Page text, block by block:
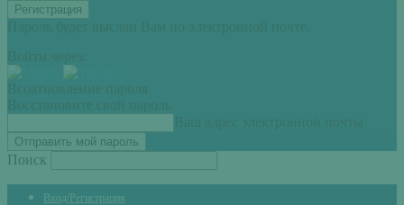
Пароль будет выслан Вам по электронной почте.
Войти через:
Всоатновление пароля
Восстановите свой пароль
Ваш адрес электронной почты
Поиск
Вход/Регистрация